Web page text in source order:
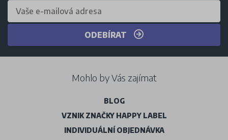
ODEBÍRAT
Mohlo by Vás zajímat
BLOG
VZNIK ZNAČKY HAPPY LABEL
INDIVIDUÁLNÍ OBJEDNÁVKA